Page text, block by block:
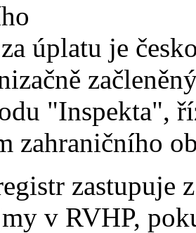
úplatu je
"Inspekta",
zahraničního
zastupuje
v RVHP,